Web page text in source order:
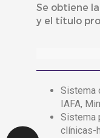
Se obtiene
y el título
Sistema
IAFA,
Sistema
clínicas-